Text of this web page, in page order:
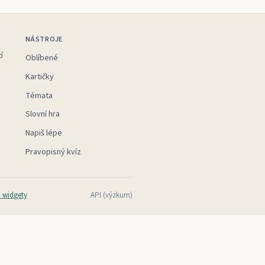
NÁSTROJE
Oblíbené
Kartičky
Témata
Slovní hra
Napiš lépe
Pravopisný kvíz
widgety API (výzkum)